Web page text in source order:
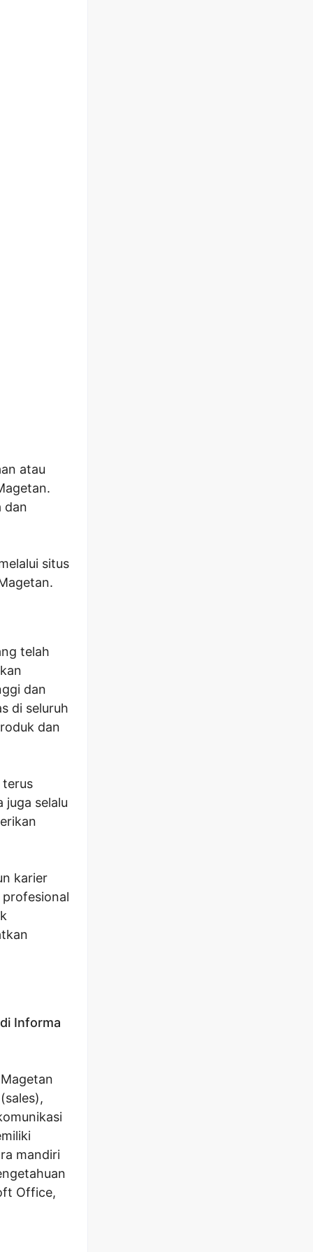
atau
dan
situs
telah
dan
di seluruh
dan
terus
selalu
karier
Informa
mandiri
Office,